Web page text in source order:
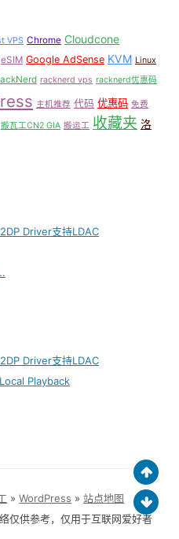
VPS Chrome Cloudcone
eSIM Google AdSense KVM Linux
racknerd vps racknerd优惠码
主机推荐 代码 优惠码 免费
搬瓦工CN2 GIA 搬运工 收藏夹 洛
Driver支持LDAC
Driver支持LDAC
Playback
»WordPress »站点地图
仅供参考，仅用于互联网爱好者